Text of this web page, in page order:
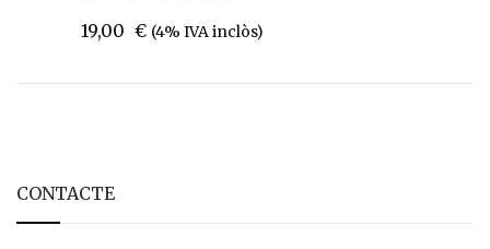
19,00 € (4% IVA inclòs)
CONTACTE